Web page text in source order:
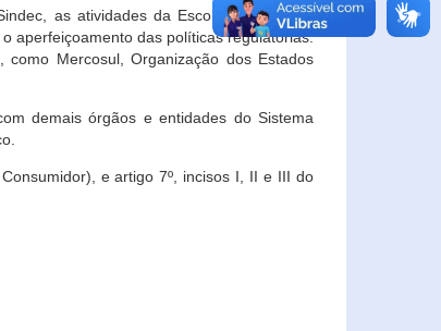
as atividades da Escola Nacional de
aperfeiçoamento das políticas regulatórias.
Mercosul, Organização dos Estados
demais órgãos e entidades do Sistema
e artigo 7º, incisos I, II e III do